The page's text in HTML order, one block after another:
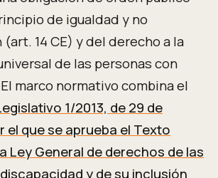
de igualdad y no
14 CE) y del derecho a la
de las personas con
marco normativo combina el
1/2013, de 29 de
el que se aprueba el Texto
Ley General de derechos de las
y de su inclusión